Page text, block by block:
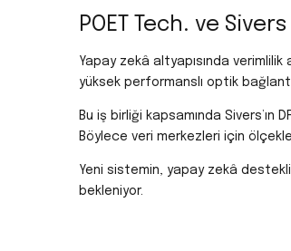
POET Tech. ve
Yapay zekâ altyapısında
yüksek performanslı optik
Bu iş birliği kapsamında
Böylece veri merkezleri için
Yeni sistemin, yapay zekâ
bekleniyor.